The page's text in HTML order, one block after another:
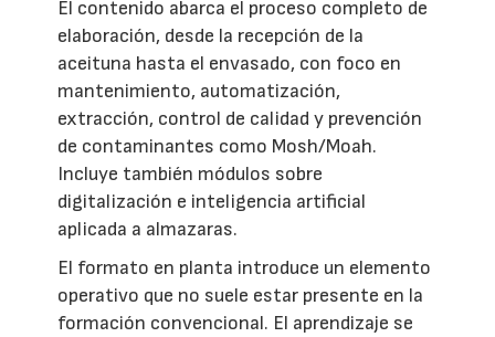
El contenido abarca el proceso completo de
elaboración, desde la recepción de la
aceituna hasta el envasado, con foco en
mantenimiento, automatización,
extracción, control de calidad y prevención
de contaminantes como Mosh/Moah.
Incluye también módulos sobre
digitalización e inteligencia artificial
aplicada a almazaras.
El formato en planta introduce un elemento
operativo que no suele estar presente en la
formación convencional. El aprendizaje se